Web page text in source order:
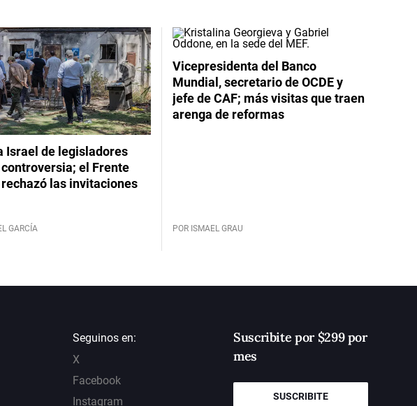
Israel de legisladores
el Frente
las invitaciones
GARCÍA
Vicepresidenta del Banco
Mundial, secretario de OCDE y
jefe de CAF; más visitas que traen
arenga de reformas
POR ISMAEL GRAU
Seguinos en:
X
Facebook
Instagram
Suscribite por $299 por
mes
SUSCRIBITE